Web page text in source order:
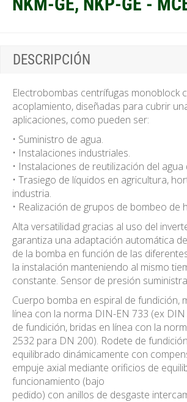
DESCRIPCIÓN
Electrobombas centrífugas monoblock
acoplamiento, diseñadas para cubrir
aplicaciones, como pueden ser:
• Suministro de agua.
• Instalaciones industriales.
• Instalaciones de reutilización del agua
• Trasiego de líquidos en agricultura,
industria.
• Realización de grupos de bombeo de
Alta versatilidad gracias al uso del
garantiza una adaptación automática
de la bomba en función de las
la instalación manteniendo al mismo
constante. Sensor de presión
Cuerpo bomba en espiral de fundición,
línea con la norma DIN-EN 733 (ex
de fundición, bridas en línea con la
2532 para DN 200). Rodete de
equilibrado dinámicamente con
empuje axial mediante orificios de
funcionamiento (bajo
pedido) con anillos de desgaste